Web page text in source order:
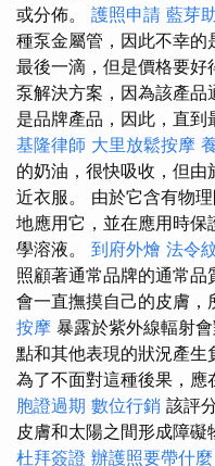
或分佈。 護照申請 藍芽
種泵金屬管，因此不幸的
最後一滴，但是價格要好
泵解決方案，因為該產品
是品牌產品，因此，直到
基隆律師 大里放鬆按摩
的奶油，很快吸收，但
近衣服。 由於它含有物
地應用它，並在應用時
學溶液。 到府外燴 法令
照顧著通常品牌的通常
會一直撫摸自己的皮膚，
按摩 暴露於紫外線輻射
點和其他表現的狀況產生
為了不面對這種後果，應
胞證過期 數位行銷 該評
皮膚和太陽之間形成障礙
杜拜簽證 辦護照要帶什麼